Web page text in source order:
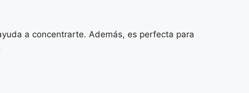
a concentrarte. Además, es perfecta para